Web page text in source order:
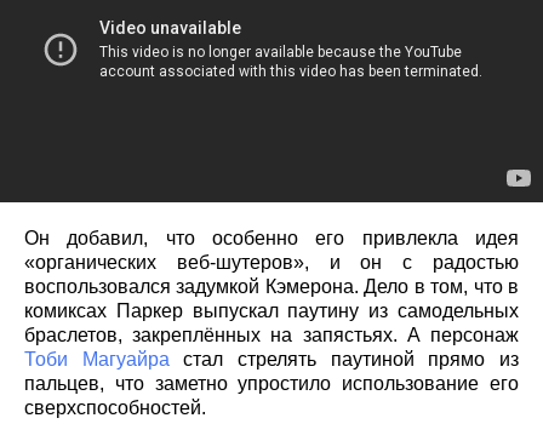
Он добавил, что особенно его привлекла идея
«органических веб-шутеров», и он с радостью
воспользовался задумкой Кэмерона. Дело в том, что в
комиксах Паркер выпускал паутину из самодельных
браслетов, закреплённых на запястьях. А персонаж
Тоби Магуайра стал стрелять паутиной прямо из
пальцев, что заметно упростило использование его
сверхспособностей.